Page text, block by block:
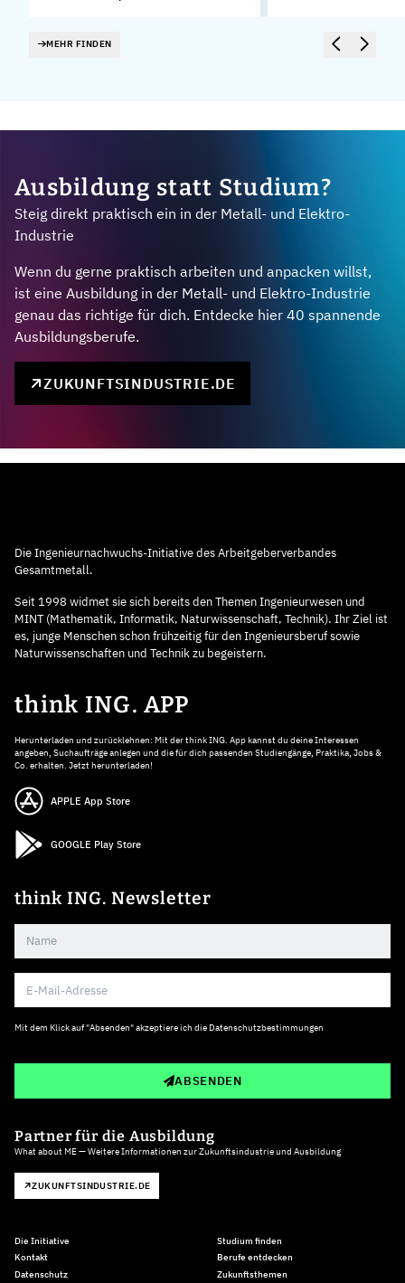
MEHR FINDEN
Ausbildung statt Studium?
Steig direkt praktisch ein in der Metall- und Elektro-
Industrie
Wenn du gerne praktisch arbeiten und anpacken willst,
ist eine Ausbildung in der Metall- und Elektro-Industrie
genau das richtige für dich. Entdecke hier 40 spannende
Ausbildungsberufe.
ZUKUNFTSINDUSTRIE.DE
Die Ingenieurnachwuchs-Initiative des Arbeitgeberverbandes
Gesamtmetall.
Seit 1998 widmet sie sich bereits den Themen Ingenieurwesen und
MINT (Mathematik, Informatik, Naturwissenschaft, Technik). Ihr Ziel ist
es, junge Menschen schon frühzeitig für den Ingenieursberuf sowie
Naturwissenschaften und Technik zu begeistern.
think ING. APP
Herunterladen und zurücklehnen: Mit der think ING. App kannst du deine Interessen
angeben, Suchaufträge anlegen und die für dich passenden Studiengänge, Praktika, Jobs &
Co. erhalten. Jetzt herunterladen!
APPLE App Store
GOOGLE Play Store
think ING. Newsletter
Mit dem Klick auf "Absenden" akzeptiere ich die Datenschutzbestimmungen
ABSENDEN
Partner für die Ausbildung
What about ME — Weitere Informationen zur Zukunftsindustrie und Ausbildung
ZUKUNFTSINDUSTRIE.DE
Die Initiative
Kontakt
Datenschutz
Studium finden
Berufe entdecken
Zukunftsthemen